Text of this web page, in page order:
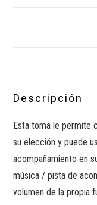
Descripción
Esta toma le permite
su elección y puede
acompañamiento en
música / pista de
volumen de la propia